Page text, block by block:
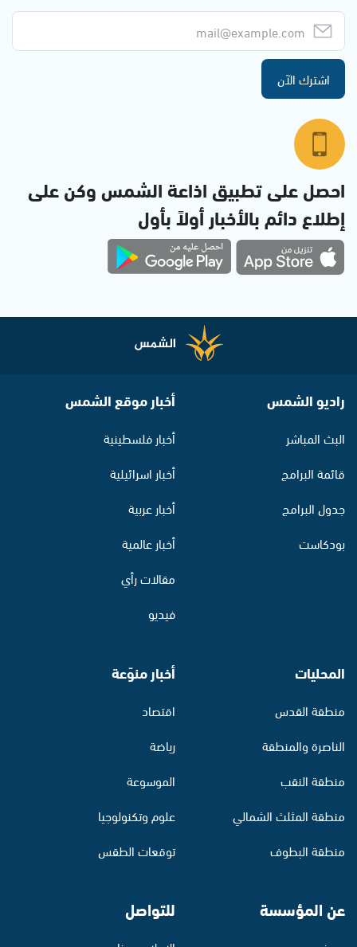
اشترك الآن
احصل على تطبيق اذاعة الشمس وكن على
إطلاع دائم بالأخبار أولاً بأول
راديو الشمس
البث المباشر
قائمة البرامج
جدول البرامج
بودكاست
أخبار موقع الشمس
أخبار فلسطينية
أخبار اسرائيلية
أخبار عربية
أخبار عالمية
مقالات رأي
فيديو
المحليات
منطقة القدس
الناصرة والمنطقة
منطقة النقب
منطقة المثلث الشمالي
منطقة البطوف
أخبار منوّعة
اقتصاد
رياضة
الموسوعة
علوم وتكنولوجيا
توقعات الطقس
عن المؤسسة للتواصل